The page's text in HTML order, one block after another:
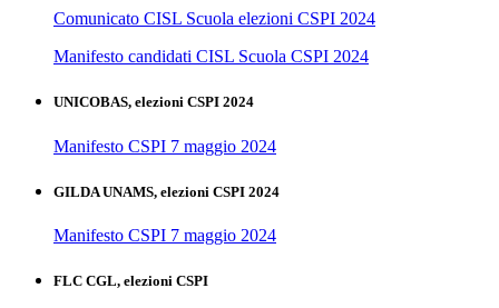
Comunicato CISL Scuola elezioni CSPI 2024
Manifesto candidati CISL Scuola CSPI 2024
UNICOBAS, elezioni CSPI 2024
Manifesto CSPI 7 maggio 2024
GILDA UNAMS, elezioni CSPI 2024
Manifesto CSPI 7 maggio 2024
FLC CGL, elezioni CSPI